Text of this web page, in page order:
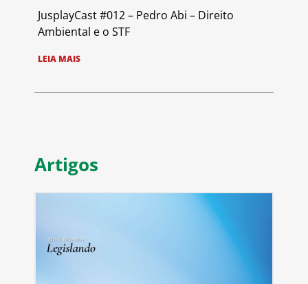
JusplayCast #012 – Pedro Abi – Direito
Ambiental e o STF
LEIA MAIS
Artigos